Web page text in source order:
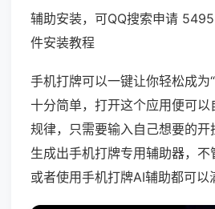
辅助安装，可QQ搜索申请
件安装教程
手机打牌可以一键让你轻松成为
十分简单，打开这个应用便可
规律，只需要输入自己想要的开
生成出手机打牌专用辅助器，
或者使用手机打牌AI辅助都可以